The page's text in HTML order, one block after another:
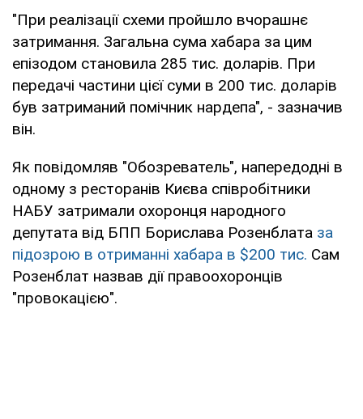
"При реалізації схеми пройшло вчорашнє
затримання. Загальна сума хабара за цим
епізодом становила 285 тис. доларів. При
передачі частини цієї суми в 200 тис. доларів
був затриманий помічник нардепа", - зазначив
він.
Як повідомляв "Обозреватель", напередодні в
одному з ресторанів Києва співробітники
НАБУ затримали охоронця народного
депутата від БПП Борислава Розенблата за
підозрою в отриманні хабара в $200 тис. Сам
Розенблат назвав дії правоохоронців
"провокацією".